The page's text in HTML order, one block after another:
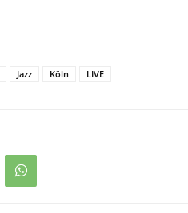
Jazz Köln LIVE